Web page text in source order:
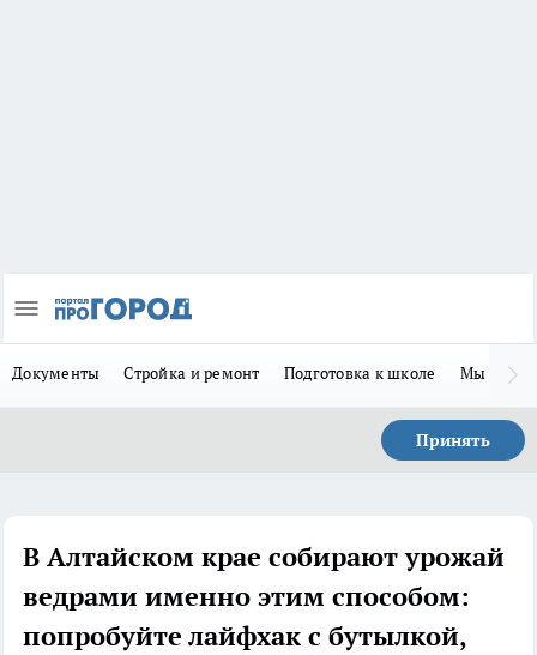
Документы Стройка и ремонт Подготовка к школе Мы в MAX
Принять
В Алтайском крае собирают урожай
ведрами именно этим способом:
попробуйте лайфхак с бутылкой,